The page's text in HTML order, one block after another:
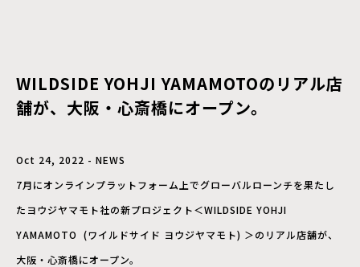
WILDSIDE YOHJI YAMAMOTOのリアル店
舗が、大阪・心斎橋にオープン。
Oct 24, 2022 - NEWS
7月にオンラインプラットフォーム上でグローバルローンチを果たし
たヨウジヤマモト社の新プロジェクト＜WILDSIDE YOHJI
YAMAMOTO (ワイルドサイド ヨウジヤマモト) ＞のリアル店舗が、
大阪・心斎橋にオープン。